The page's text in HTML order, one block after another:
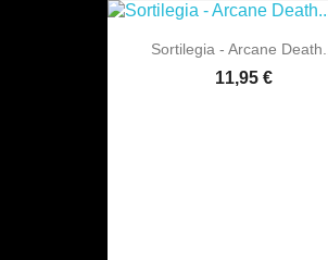
Sortilegia - Arcane Death...
11,95 €